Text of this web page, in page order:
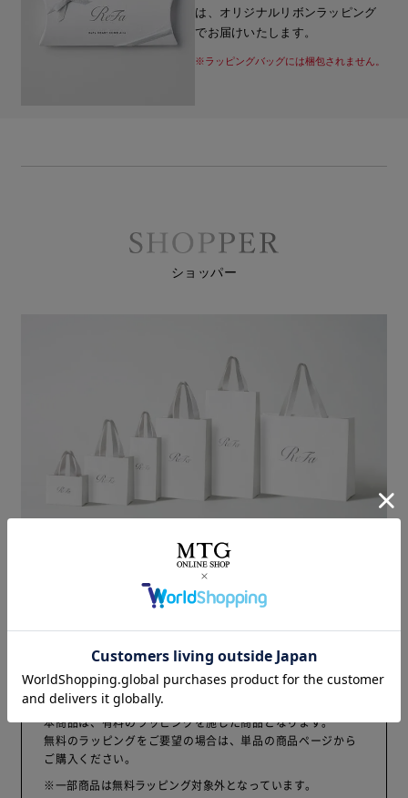
は、オリジナルリボンラッピング
でお届けいたします。
※ラッピングバッグには梱包されません。
ショッパー
商品の大きさに適した、
ReFa専用のオリジナルショッパーをご用意します。
ご注意
本商品は、有料のラッピングを施した商品となります。
無料のラッピングをご要望の場合は、単品の商品ページから
ご購入ください。
※一部商品は無料ラッピング対象外となっています。